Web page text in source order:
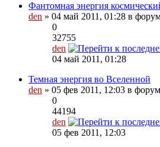
Фантомная энергия
den » 04 май 2011, 01:28 в
0
32755
den
04 май 2011, 01:28
Темная энергия во Вселенной
den » 05 фев 2011, 12:03 в
0
44194
den
05 фев 2011, 12:03